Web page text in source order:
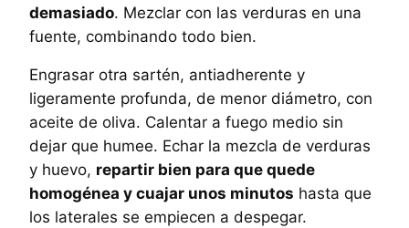
demasiado. Mezclar con las verduras en una
fuente, combinando todo bien.
Engrasar otra sartén, antiadherente y
ligeramente profunda, de menor diámetro, con
aceite de oliva. Calentar a fuego medio sin
dejar que humee. Echar la mezcla de verduras
y huevo, repartir bien para que quede
homogénea y cuajar unos minutos hasta que
los laterales se empiecen a despegar.